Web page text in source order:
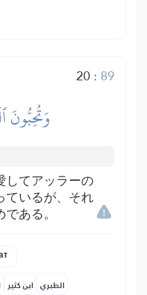
20: 89
وَتُحِبُّونَ
してアッラーの
ているが、それ
ある。
ابن كثير الطبري